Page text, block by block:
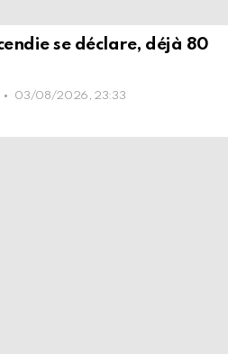
se déclare, déjà 80
03/08/2026, 23:33